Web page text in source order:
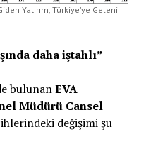
Yatırım, Türkiye’ye Geleni
daha iştahlı”
bulunanEVA
Müdürü Cansel
değişimi şu